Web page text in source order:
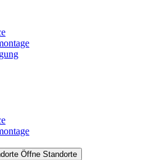
Öffne Standorte